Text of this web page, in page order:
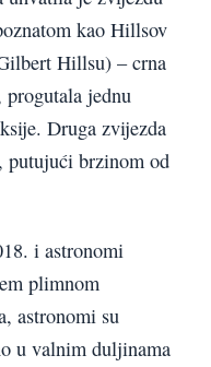
kao Hillsov
Hillsu) – crna
progutala jednu
Druga zvijezda
putujući brzinom od
i astronomi
plimnom
astronomi su
u valnim duljinama